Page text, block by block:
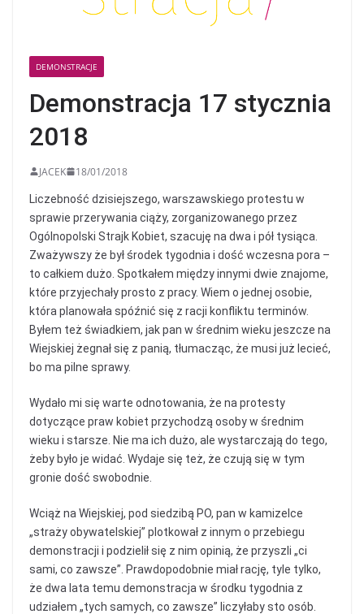
DEMONSTRACJE
Demonstracja 17 stycznia
2018
JACEK 18/01/2018
Liczebność dzisiejszego, warszawskiego protestu w
sprawie przerywania ciąży, zorganizowanego przez
Ogólnopolski Strajk Kobiet, szacuję na dwa i pół tysiąca.
Zważywszy że był środek tygodnia i dość wczesna pora –
to całkiem dużo. Spotkałem między innymi dwie znajome,
które przyjechały prosto z pracy. Wiem o jednej osobie,
która planowała spóźnić się z racji konfliktu terminów.
Byłem też świadkiem, jak pan w średnim wieku jeszcze na
Wiejskiej żegnał się z panią, tłumacząc, że musi już lecieć,
bo ma pilne sprawy.
Wydało mi się warte odnotowania, że na protesty
dotyczące praw kobiet przychodzą osoby w średnim
wieku i starsze. Nie ma ich dużo, ale wystarczają do tego,
żeby było je widać. Wydaje się też, że czują się w tym
gronie dość swobodnie.
Wciąż na Wiejskiej, pod siedzibą PO, pan w kamizelce
„straży obywatelskiej” plotkował z innym o przebiegu
demonstracji i podzielił się z nim opinią, że przyszli „ci
sami, co zawsze”. Prawdopodobnie miał rację, tyle tylko,
że dwa lata temu demonstracja w środku tygodnia z
udziałem „tych samych, co zawsze” liczyłaby sto osób.